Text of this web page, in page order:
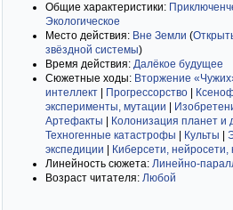
Общие характеристики:
Экологическое
Место действия: Вне Земли (
звёздной системы)
Время действия: Далёкое будущее
Сюжетные ходы: Вторжение
интеллект
Прогрессорство
эксперименты, мутации
Артефакты
Колонизация планет и
Техногенные катастрофы
Культы
экспедиции
Киберсети,
Линейность сюжета: Линейно-
Возраст читателя: Любой